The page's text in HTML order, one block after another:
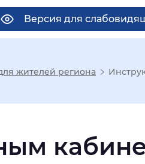
Версия для
Крупный
жителей региона